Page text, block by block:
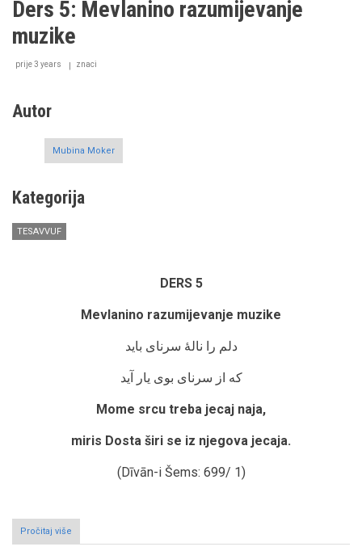
Ders
O
vanjske
Ders 5: Mevlanino razumijevanje
muzike
prije 3 years znaci
Autor
Mubina Moker
Kategorija
TESAVVUF
DERS 5
Mevlanino razumijevanje muzike
دلم را نالۀ سرنای باید
که از سرنای بوی یار آید
Mome srcu treba jecaj naja,
miris Dosta širi se iz njegova jecaja.
(Dīvān-i Šems: 699/ 1)
Pročitaj više
"Putovanje